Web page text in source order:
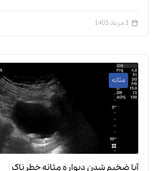
3 مرداد 1405
مثانه
آیا ضخیم شدن دیواره مثانه خطرناک